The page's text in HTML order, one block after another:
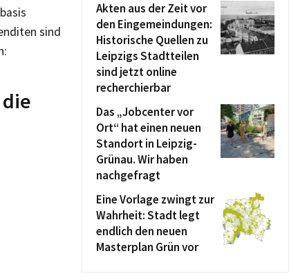
sind
Akten aus der Zeit vor
den Eingemeindungen:
Historische Quellen zu
Leipzigs Stadtteilen
sind jetzt online
recherchierbar
Das „Jobcenter vor
Ort“ hat einen neuen
Standort in Leipzig-
Grünau. Wir haben
nachgefragt
Eine Vorlage zwingt zur
Wahrheit: Stadt legt
endlich den neuen
Masterplan Grün vor